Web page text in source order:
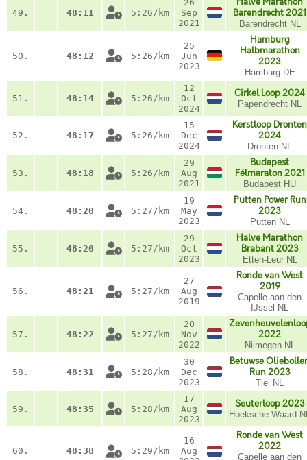
49. 48:11 5:26/km
26
Sep
2021
Barendrecht 2021
Barendrecht NL
50. 48:12 5:26/km
25
Jun
2023
Hamburg
Halbmarathon
2023
Hamburg DE
51. 48:14 5:26/km
12
Oct
2024
Cirkel Loop 2024
Papendrecht NL
52. 48:17 5:26/km
15
Dec
2024
Kerstloop Dronten
2024
Dronten NL
53. 48:18 5:26/km
29
Aug
2021
Budapest
Félmaraton 2021
Budapest HU
54. 48:20 5:27/km
19
May
2023
Putten Power Run
2023
Putten NL
55. 48:20 5:27/km
29
Oct
2023
Halve Marathon
Brabant 2023
Etten-Leur NL
56. 48:21 5:27/km
27
Aug
2019
Ronde van West
2019
Capelle aan den
IJssel NL
57. 48:22 5:27/km
20
Nov
2022
2022
Nijmegen NL
58. 48:31 5:28/km
30
Dec
2023
Betuwse
Run 2023
Tiel NL
59. 48:35 5:28/km
17
Aug
2023
Seuterloop 2023
Hoeksche Waard
60. 48:38 5:29/km
16
Aug
Ronde van West
2022
Capelle aan den